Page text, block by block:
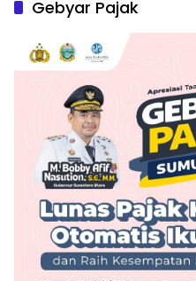
Gebyar Pajak